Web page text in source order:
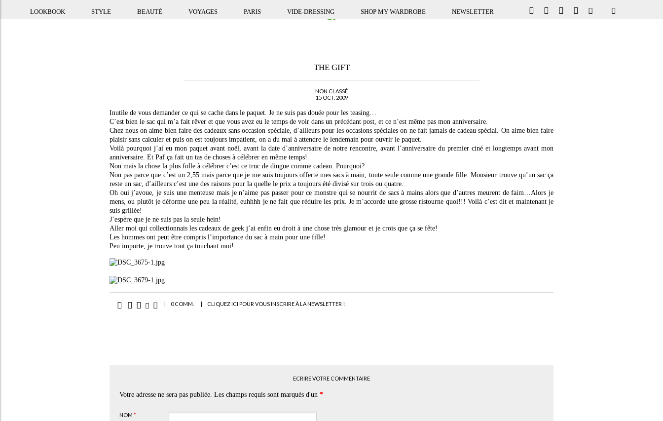
LOOKBOOK STYLE BEAUTÉ VOYAGES PARIS VIDE-DRESSING SHOP MY WARDROBE NEWSLETTER
THE GIFT
NON CLASSÉ
15 OCT. 2009
Inutile de vous demander ce qui se cache dans le paquet. Je ne suis pas douée pour les teasing…
C’est bien le sac qui m’a fait rêver et que vous avez eu le temps de voir dans un précédant post, et ce n’est même pas mon anniversaire.
Chez nous on aime bien faire des cadeaux sans occasion spéciale, d’ailleurs pour les occasions spéciales on ne fait jamais de cadeau spécial. On aime bien faire
plaisir sans calculer et puis on est toujours impatient, on a du mal à attendre le lendemain pour ouvrir le paquet.
Voilà pourquoi j’ai eu mon paquet avant noël, avant la date d’anniversaire de notre rencontre, avant l’anniversaire du premier ciné et longtemps avant mon
anniversaire. Et Paf ça fait un tas de choses à célébrer en même temps!
Non mais la chose la plus folle à célébrer c’est ce truc de dingue comme cadeau. Pourquoi?
Non pas parce que c’est un 2,55 mais parce que je me suis toujours offerte mes sacs à main, toute seule comme une grande fille. Monsieur trouve qu’un sac ça
reste un sac, d’ailleurs c’est une des raisons pour la quelle le prix a toujours été divisé sur trois ou quatre.
Oh oui j’avoue, je suis une menteuse mais je n’aime pas passer pour ce monstre qui se nourrit de sacs à mains alors que d’autres meurent de faim…Alors je
mens, ou plutôt je déforme une peu la réalité, euhhhh je ne fait que réduire les prix. Je m’accorde une grosse ristourne quoi!!! Voilà c’est dit et maintenant je
suis grillée!
J’espère que je ne suis pas la seule hein!
Aller moi qui collectionnais les cadeaux de geek j’ai enfin eu droit à une chose très glamour et je crois que ça se fête!
Les hommes ont peut être compris l’importance du sac à main pour une fille!
Peu importe, je trouve tout ça touchant moi!
| 0 COMM. | CLIQUEZ ICI POUR VOUS INSCRIRE À LA NEWSLETTER !
ECRIRE VOTRE COMMENTAIRE
Votre adresse ne sera pas publiée. Les champs requis sont marqués d'un *
NOM *